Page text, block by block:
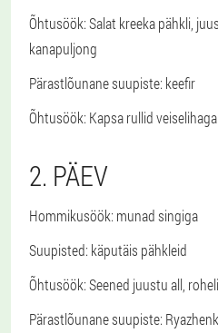
Õhtusöök: Salat kreeka pähkli,
kanapuljong
Pärastlõunane suupiste: keefir
Õhtusöök: Kapsa rullid veiselihaga
2. PÄEV
Hommikusöök: munad singiga
Suupisted: käputäis pähkleid
Õhtusöök: Seened juustu all,
Pärastlõunane suupiste: